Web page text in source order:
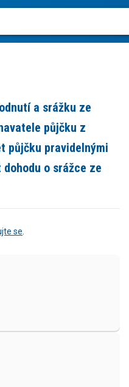
a srážku ze
půjčku z
půjčku pravidelnými
o srážce ze
se